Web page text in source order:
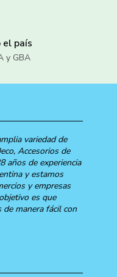
el país
y GBA
variedad de
Accesorios de
años de experiencia
y estamos
y empresas
es que
de manera fácil con